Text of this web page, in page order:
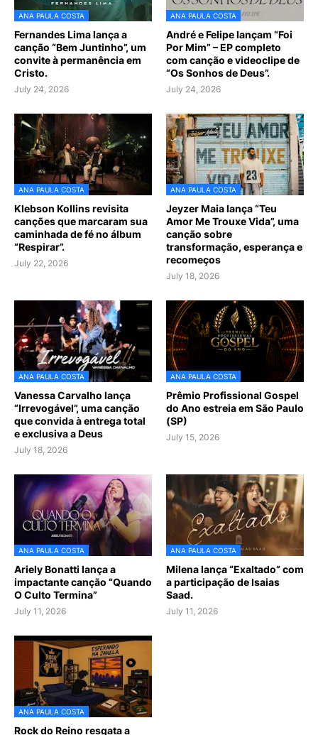
ANA PAULA COSTA
Fernandes Lima lança a
canção “Bem Juntinho”, um
convite à permanência em
Cristo.
July 24, 2026
ANA PAULA COSTA
André e Felipe lançam “Foi
Por Mim” – EP completo
com canção e videoclipe de
“Os Sonhos de Deus”.
July 24, 2026
ANA PAULA COSTA
Klebson Kollins revisita
canções que marcaram sua
caminhada de fé no álbum
“Respirar”.
July 22, 2026
ANA PAULA COSTA
Jeyzer Maia lança “Teu
Amor Me Trouxe Vida”, uma
canção sobre
transformação, esperança e
recomeços
July 18, 2026
ANA PAULA COSTA
Vanessa Carvalho lança
“Irrevogável”, uma canção
que convida à entrega total
e exclusiva a Deus
July 18, 2026
ANA PAULA COSTA
Prêmio Profissional Gospel
do Ano estreia em São Paulo
(SP)
July 15, 2026
ANA PAULA COSTA
Ariely Bonatti lança a
impactante canção “Quando
O Culto Termina”
July 11, 2026
ANA PAULA COSTA
Milena lança “Exaltado” com
a participação de Isaias
Saad.
July 11, 2026
ANA PAULA COSTA
Rock do Reino resgata a